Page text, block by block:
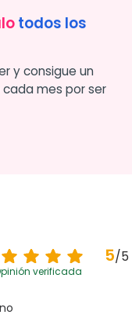
todos los
y consigue un
mes por ser
5/5
verificada